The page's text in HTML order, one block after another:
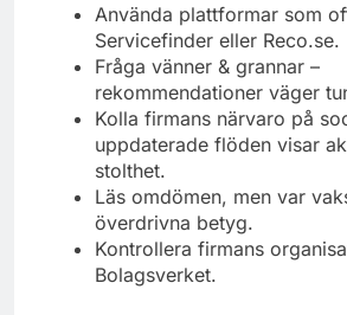
Använda plattformar som
Servicefinder eller Reco.se.
Fråga vänner & grannar –
rekommendationer väger
Kolla firmans närvaro på
uppdaterade flöden visar
stolthet.
Läs omdömen, men var
överdrivna betyg.
Kontrollera firmans
Bolagsverket.